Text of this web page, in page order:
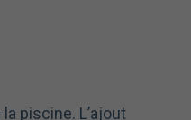
piscine. L’ajout